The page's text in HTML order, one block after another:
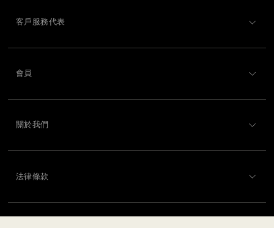
客戶服務代表
聯絡我們
尺寸標示
會員
關於我們
Alumni Community
法律條款